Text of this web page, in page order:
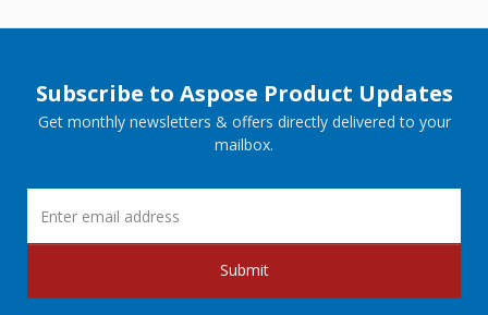
Subscribe to Aspose Product Updates
Get monthly newsletters & offers directly delivered to your
mailbox.
Submit